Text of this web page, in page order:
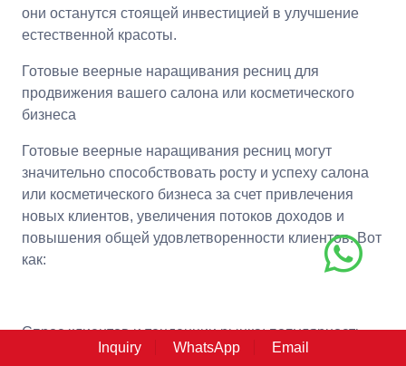
они останутся стоящей инвестицией в улучшение
естественной красоты.
Готовые веерные наращивания ресниц для
продвижения вашего салона или косметического
бизнеса
Готовые веерные наращивания ресниц могут
значительно способствовать росту и успеху салона
или косметического бизнеса за счет привлечения
новых клиентов, увеличения потоков доходов и
повышения общей удовлетворенности клиентов. Вот
как:
Спрос клиентов и тенденции рынка: популярность
наращивания ресниц, включая готовые веерные,
Inquiry WhatsApp Email